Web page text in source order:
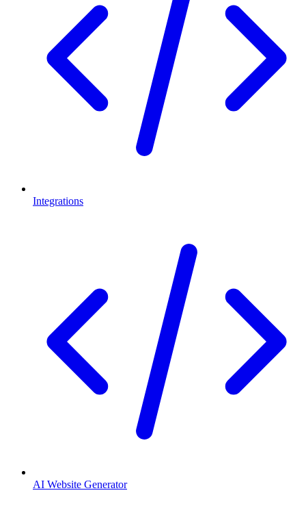
Integrations
AI Website Generator